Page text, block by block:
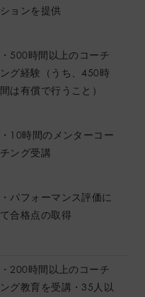
ションを提供
・500時間以上のコーチ
ング経験（うち、450時
間は有償で行うこと）
・10時間のメンターコー
チング受講
・パフォーマンス評価に
て合格点の取得
・200時間以上のコーチ
ング教育を受講・35人以